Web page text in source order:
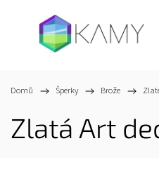
Domů / Šperky / Brože /
Zlatá Art